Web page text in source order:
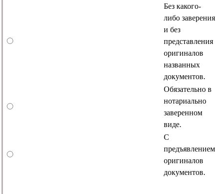
Без какого-
либо заверения
и без
представления
оригиналов
названных
документов.
Обязательно в
нотариально
заверенном
виде.
С
предъявлением
оригиналов
документов.